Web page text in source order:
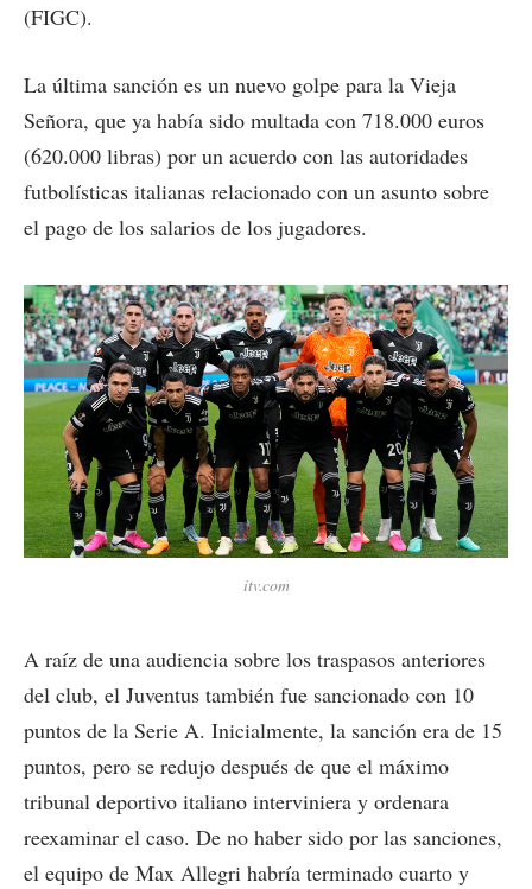
(FIGC).
La última sanción es un nuevo golpe para la Vieja
Señora, que ya había sido multada con 718.000 euros
(620.000 libras) por un acuerdo con las autoridades
futbolísticas italianas relacionado con un asunto sobre
el pago de los salarios de los jugadores.
itv.com
A raíz de una audiencia sobre los traspasos anteriores
del club, el Juventus también fue sancionado con 10
puntos de la Serie A. Inicialmente, la sanción era de 15
puntos, pero se redujo después de que el máximo
tribunal deportivo italiano interviniera y ordenara
reexaminar el caso. De no haber sido por las sanciones,
el equipo de Max Allegri habría terminado cuarto y